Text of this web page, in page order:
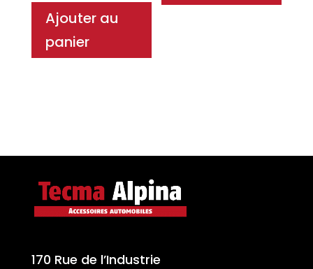
Ajouter au
panier
170 Rue de l’Industrie